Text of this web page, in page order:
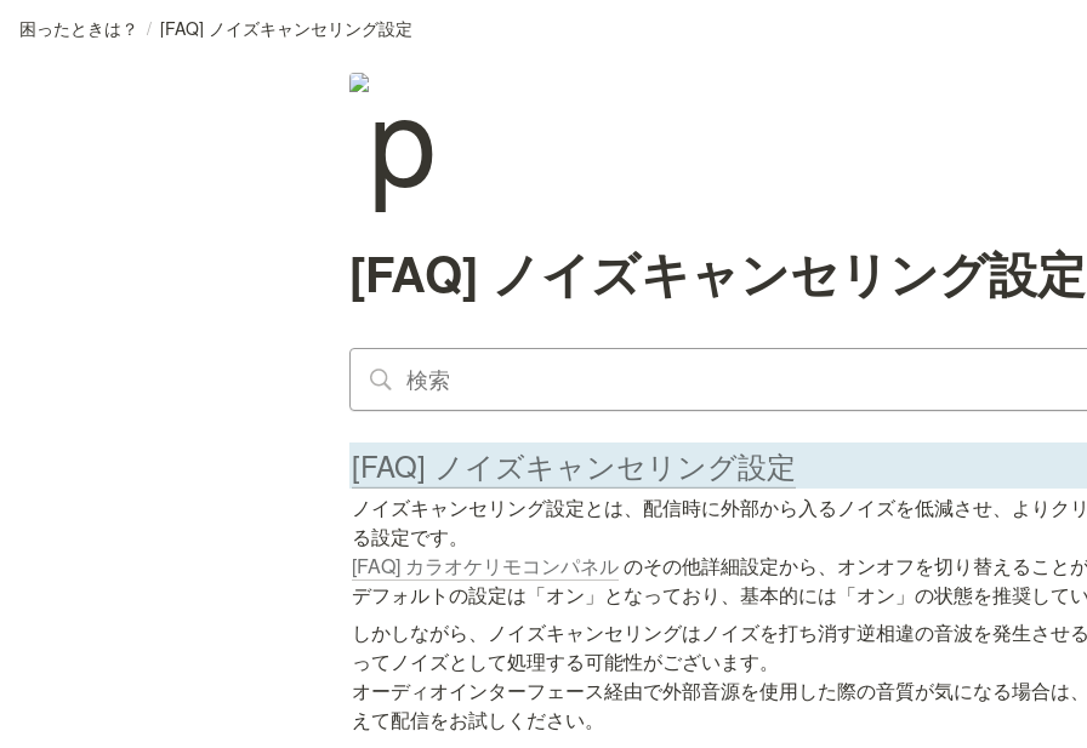
困ったときは？ / [FAQ] ノイズキャンセリング設定
[FAQ] ノイズキャンセリング設定
[FAQ] ノイズキャンセリング設定
ノイズキャンセリング設定とは、配信時に外部から入るノイズを低減させ、よりク
[FAQ] カラオケリモコンパネル のその他詳細設定から、オンオフを切り替えることが
しかしながら、ノイズキャンセリングはノイズを打ち消す逆相違の音波を発生させ
ってノイズとして処理する可能性がございます。
オーディオインターフェース経由で外部音源を使用した際の音質が気になる場合は
えて配信をお試しください。